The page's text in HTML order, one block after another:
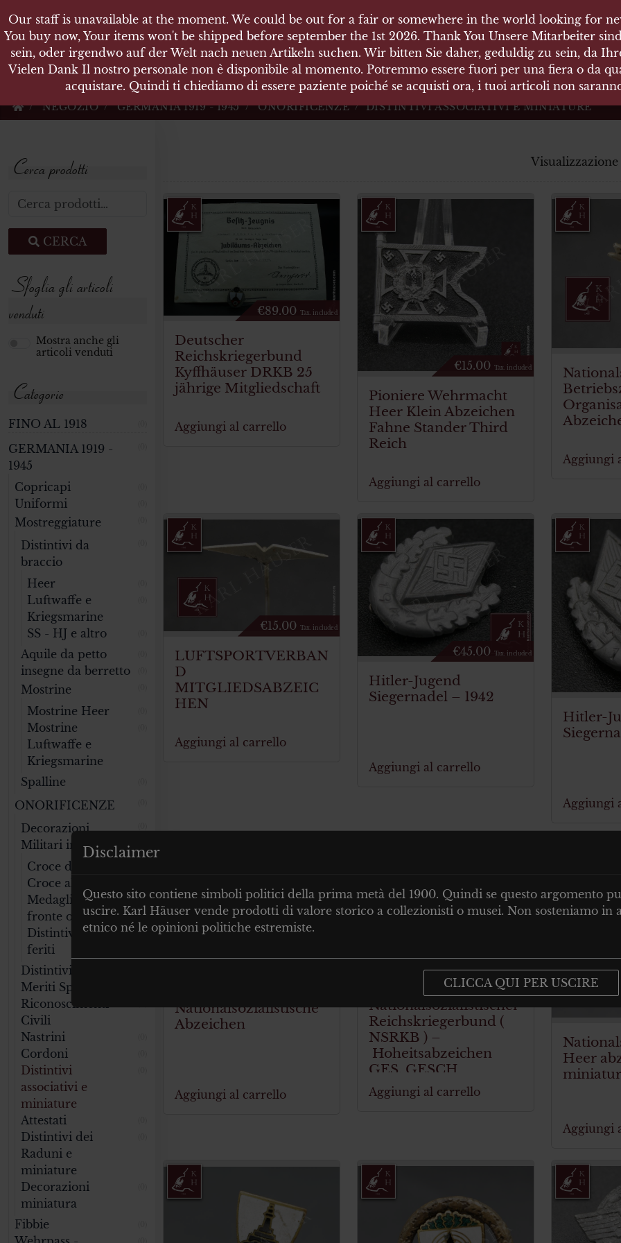
KARL HÄUSER
Militärische Antiquitäten und Waffen Vermittlung
NEGOZIO GERMANIA 1919 - 1945 ONORIFICENZE DISTINTIVI ASSOCIATIVI E MINIATURE
€89.00 Tax. included
Deutscher
Reichskriegerbund
Kyffhäuser DRKB 25
jährige Mitgliedschaft
Aggiungi al carrello
€15.00 Tax. included
Pioniere Wehrmacht
Heer Klein Abzeichen
Fahne Stander Third
Reich
Aggiungi al carrello
Aggiungi
€15.00 Tax. included
LUFTSPORTVERBAN
D
MITGLIEDSABZEIC
HEN
Aggiungi al carrello
€45.00 Tax. included
Hitler-Jugend
Siegernadel – 1942
Aggiungi al carrello
Hitler-
Aggiungi
Nationalsozialistische
Abzeichen
Aggiungi al carrello
€ 29.00 Tax. included
Nationalsozialistischer
Reichskriegerbund (
NSRKB ) –
Hoheitsabzeichen
GES. GESCH
Aggiungi al carrello
Heer
miniatur
Aggiungi
Cerca prodotti
Cerca:
CERCA
Sfoglia gli articoli
venduti
Mostra anche gli
articoli venduti
Categorie
FINO AL 1918
GERMANIA 1919 -
1945
Copricapi
Uniformi
Mostreggiature
Distintivi da
braccio
Heer
Luftwaffe e
Kriegsmarine
SS - HJ e altro
Aquile da petto
insegne da berretto
Mostrine
Mostrine Heer
Mostrine
Luftwaffe e
Kriegsmarine
Spalline
ONORIFICENZE
Decorazioni
Militari in Genere
Croce di Ferro
Croce al merito
Medaglia del
fronte orientale
(0)
Distintivo per
feriti
(0)
Distintivi
Meriti Sportivi
Riconoscimenti
Civili
Nastrini
Cordoni
Distintivi
associativi e
miniature
Attestati
Distintivi dei
Raduni e
miniature
Decorazioni
miniatura
Fibbie
Our staff is unavailable at the moment. We could be out for a fair or somewhere in the world looking for
You buy now, Your items won't be shipped before september the 1st 2026. Thank You Unsere Mitarbeiter
sein, oder irgendwo auf der Welt nach neuen Artikeln suchen. Wir bitten Sie daher, geduldig zu sein, da
Vielen Dank Il nostro personale non è disponibile al momento. Potremmo essere fuori per una fiera o da
acquistare. Quindi ti chiediamo di essere paziente poiché se acquisti ora, i tuoi articoli non
Disclaimer
Questo sito contiene simboli politici della prima metà del 1900. Quindi se questo argomento
uscire. Karl Häuser vende prodotti di valore storico a collezionisti o musei. Non sosteniamo in
etnico né le opinioni politiche estremiste.
CLICCA QUI PER USCIRE